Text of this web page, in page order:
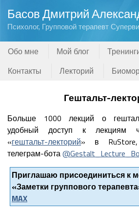
Басов Дмитрий
Психолог, Групповой терапевт
Обо мне Мой блог
Контакты
Лекторий
Гештальт-
Больше 1000 лекций о
удобный доступ к лекциям
«гештальт-лекторий» в
телеграм-бота
Приглашаю присоединиться к
«Заметки группового
MAX